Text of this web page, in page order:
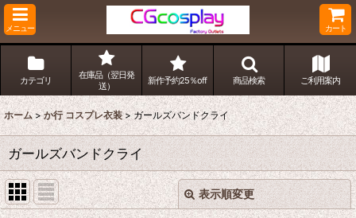
メニュー カート
カテゴリ
在庫品（翌日発
送）
新作予約25％off 商品検索 ご利用案内
ホーム > か行 コスプレ衣装 > ガールズバンドクライ
ガールズバンドクライ
表示順変更 閉じる